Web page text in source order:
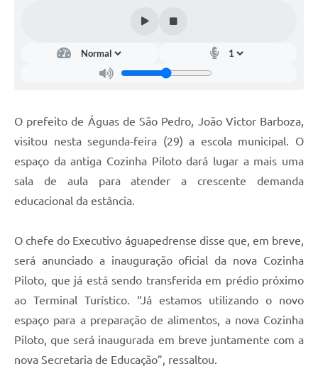
O prefeito de Águas de São Pedro, João Victor Barboza,
visitou nesta segunda-feira (29) a escola municipal. O
espaço da antiga Cozinha Piloto dará lugar a mais uma
sala de aula para atender a crescente demanda
educacional da estância.
O chefe do Executivo águapedrense disse que, em breve,
será anunciado a inauguração oficial da nova Cozinha
Piloto, que já está sendo transferida em prédio próximo
ao Terminal Turístico. “Já estamos utilizando o novo
espaço para a preparação de alimentos, a nova Cozinha
Piloto, que será inaugurada em breve juntamente com a
nova Secretaria de Educação”, ressaltou.